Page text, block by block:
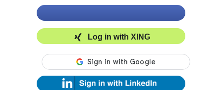
Log in with XING